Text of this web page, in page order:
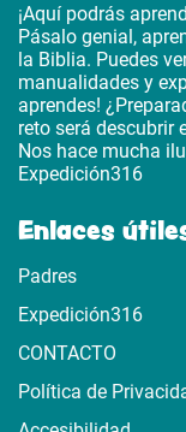
¡Aquí podrás
Pásalo genial,
la Biblia. Puedes
manualidades y
aprendes!
reto será descubrir
Nos hace mucha
Expedición316
Enlaces
Padres
Expedición316
CONTACTO
Política de